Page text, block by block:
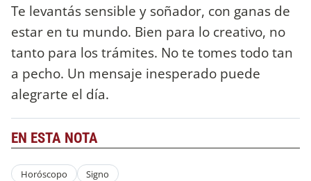
Te levantás sensible y soñador, con ganas de
estar en tu mundo. Bien para lo creativo, no
tanto para los trámites. No te tomes todo tan
a pecho. Un mensaje inesperado puede
alegrarte el día.
EN ESTA NOTA
Horóscopo Signo